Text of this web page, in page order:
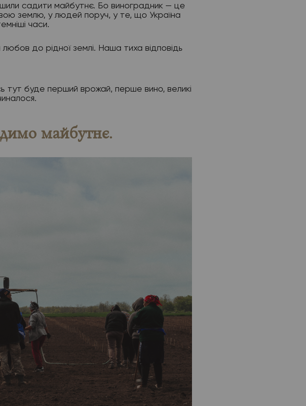
садити майбутнє. Бо виноградник — це
землю, у людей поруч, у те, що Україна
часи.
до рідної землі. Наша тиха відповідь
тут буде перший врожай, перше вино, великі
майбутнє.